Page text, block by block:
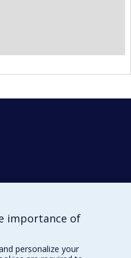
importance of
personalize your